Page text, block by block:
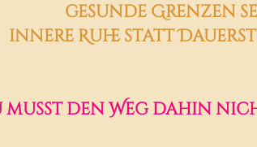
gesunde Grenzen
innere Ruhe statt
musst den Weg dahin